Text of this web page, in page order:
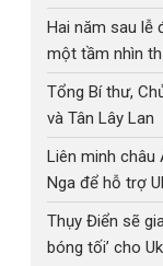
Hai năm sau lễ
một tầm nhìn
Tổng Bí thư,
và Tân Lây Lan
Liên minh châu
Nga để hỗ trợ
Thụy Điển sẽ
bóng tối’ cho